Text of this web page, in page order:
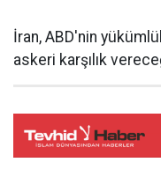
İran, ABD'nin
askeri karşılık